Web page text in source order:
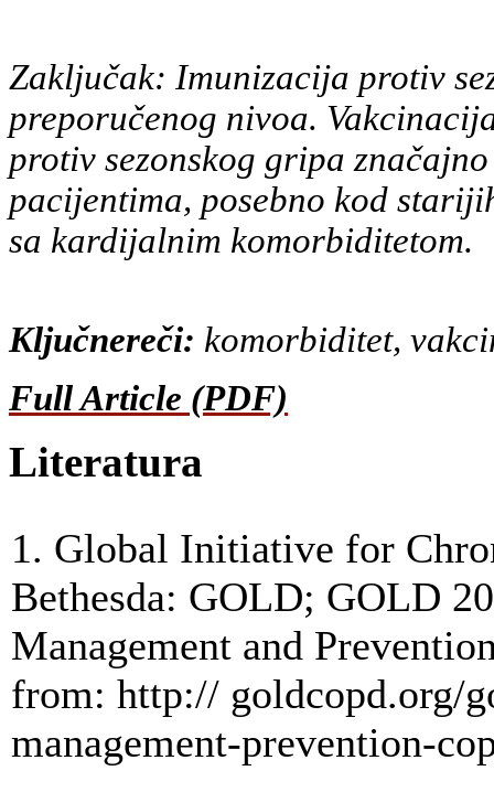
Zaključak: Imunizacija protiv
preporučenog nivoa.
protiv sezonskog gripa
pacijentima, posebno kod
sa kardijalnim komorbiditetom.
Ključnereči: komorbiditet,
Full Article (PDF)
Literatura
1. Global Initiative for
Bethesda: GOLD; GOLD
Management and
from: http:// goldcopd.org/
management-prevention-